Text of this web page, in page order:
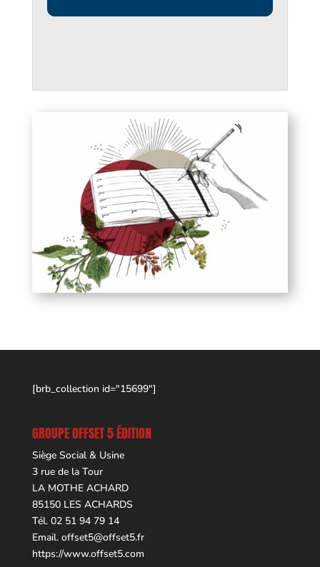
[brb_collection id="15699"]
GROUPE OFFSET 5 ÉDITION
Siège Social & Usine
3 rue de la Tour
LA MOTHE ACHARD
85150 LES ACHARDS
Tél. 02 51 94 79 14
Email. offset5@offset5.fr
https://www.offset5.com